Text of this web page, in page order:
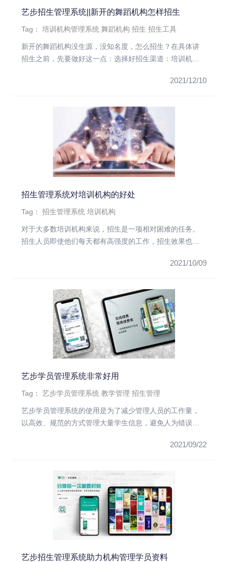
艺步招生管理系统||新开的舞蹈机构怎样招生
Tag：培训机构管理系统 舞蹈机构 招生 招生工具
新开的舞蹈机构没生源，没知名度，怎么招生？在具体讲
招生之前，先要做好这一点：选择好招生渠道：培训机构
2021/12/10
招生管理系统对培训机构的好处
Tag：招生管理系统 培训机构
对于大多数培训机构来说，招生是一项相对困难的任务。
招生人员即使他们每天都有高强度的工作，招生效果也不
2021/10/09
艺步学员管理系统非常好用
Tag：艺步学员管理系统 教学管理 招生管理
艺步学员管理系统的使用是为了减少管理人员的工作量，
以高效、规范的方式管理大量学生信息，避免人为错误和
2021/09/22
艺步招生管理系统助力机构管理学员资料